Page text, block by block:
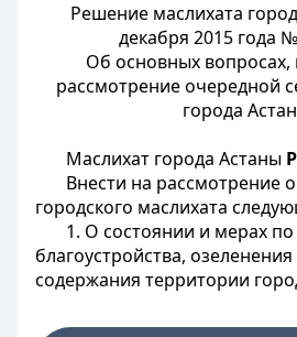
Решение маслихата
декабря 2015 года
Об основных
рассмотрение очередной
города
Маслихат города Астаны
Внести на рассмотрение
городского маслихата
1. О состоянии и мерах
благоустройства,
содержания территории